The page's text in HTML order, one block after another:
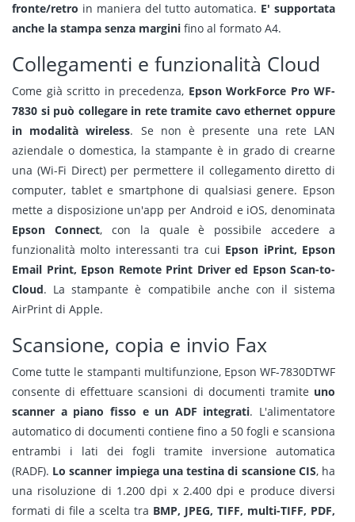
fronte/retro in maniera del tutto automatica. E' supportata
anche la stampa senza margini fino al formato A4.
Collegamenti e funzionalità Cloud
Come già scritto in precedenza, Epson WorkForce Pro WF-
7830 si può collegare in rete tramite cavo ethernet oppure
in modalità wireless. Se non è presente una rete LAN
aziendale o domestica, la stampante è in grado di crearne
una (Wi-Fi Direct) per permettere il collegamento diretto di
computer, tablet e smartphone di qualsiasi genere. Epson
mette a disposizione un'app per Android e iOS, denominata
Epson Connect, con la quale è possibile accedere a
funzionalità molto interessanti tra cui Epson iPrint, Epson
Email Print, Epson Remote Print Driver ed Epson Scan-to-
Cloud. La stampante è compatibile anche con il sistema
AirPrint di Apple.
Scansione, copia e invio Fax
Come tutte le stampanti multifunzione, Epson WF-7830DTWF
consente di effettuare scansioni di documenti tramite uno
scanner a piano fisso e un ADF integrati. L'alimentatore
automatico di documenti contiene fino a 50 fogli e scansiona
entrambi i lati dei fogli tramite inversione automatica
(RADF). Lo scanner impiega una testina di scansione CIS, ha
una risoluzione di 1.200 dpi x 2.400 dpi e produce diversi
formati di file a scelta tra BMP, JPEG, TIFF, multi-TIFF, PDF,